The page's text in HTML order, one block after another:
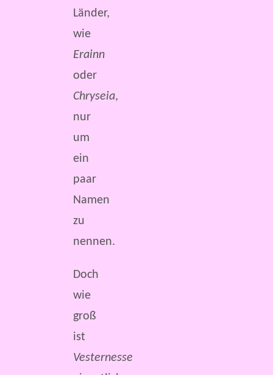
Länder,
wie
Erainn
oder
Chryseia,
nur
um
ein
paar
Namen
zu
nennen.
Doch
wie
groß
ist
Vesternesse